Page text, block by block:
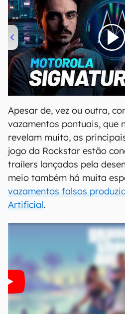
00:00/20:46
Apesar de, vez ou outra,
vazamentos pontuais, que
revelam muito, as
jogo da Rockstar estão
trailers lançados pela
meio também há muita
vazamentos falsos
Artificial.